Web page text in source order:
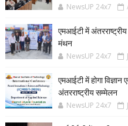
NewsUP 24x7
एमआईटी में
मंथन
NewsUP 24x7
एमआईटी में होगा विज्ञान
अंतरराष्ट्रीय सम्मेलन
NewsUP 24x7